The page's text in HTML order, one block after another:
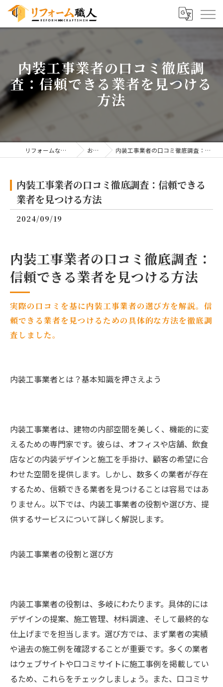
内装工事業者の口コミ徹底調
査：信頼できる業者を見つける
方法
リフォームならリフォーム職人 お知らせ 内装工事業者の口コミ徹底調査：信頼できる業者を見つける方法
内装工事業者の口コミ徹底調査：信頼できる
業者を見つける方法
2024/09/19
内装工事業者の口コミ徹底調査：
信頼できる業者を見つける方法
実際の口コミを基に内装工事業者の選び方を解説。信
頼できる業者を見つけるための具体的な方法を徹底調
査しました。
内装工事業者とは？基本知識を押さえよう
内装工事業者は、建物の内部空間を美しく、機能的に変
えるための専門家です。彼らは、オフィスや店舗、飲食
店などの内装デザインと施工を手掛け、顧客の希望に合
わせた空間を提供します。しかし、数多くの業者が存在
するため、信頼できる業者を見つけることは容易ではあ
りません。以下では、内装工事業者の役割や選び方、提
供するサービスについて詳しく解説します。
内装工事業者の役割と選び方
内装工事業者の役割は、多岐にわたります。具体的には
デザインの提案、施工管理、材料調達、そして最終的な
仕上げまでを担当します。選び方では、まず業者の実績
や過去の施工例を確認することが重要です。多くの業者
はウェブサイトや口コミサイトに施工事例を掲載してい
るため、これらをチェックしましょう。また、口コミサ